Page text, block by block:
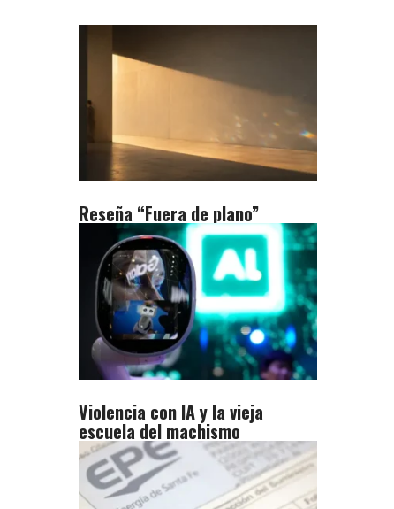
Reseña “Fuera de plano”
Violencia con IA y la vieja
escuela del machismo